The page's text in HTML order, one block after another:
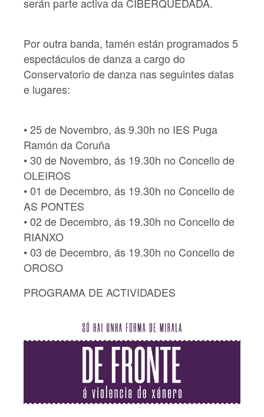
Por outra banda, tamén están programados 5
espectáculos de danza a cargo do
Conservatorio de danza nas seguintes datas
e lugares:
• 25 de Novembro, ás 9.30h no IES Puga
Ramón da Coruña
• 30 de Novembro, ás 19.30h no Concello de
OLEIROS
• 01 de Decembro, ás 19.30h no Concello de
AS PONTES
• 02 de Decembro, ás 19.30h no Concello de
RIANXO
• 03 de Decembro, ás 19.30h no Concello de
OROSO
PROGRAMA DE ACTIVIDADES